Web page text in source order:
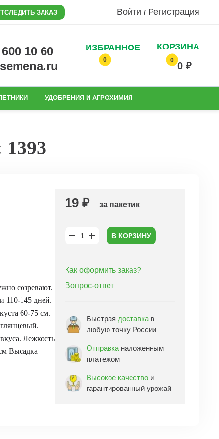
ЗАКАЗ Войти / Регистрация
10 60
ИЗБРАННОЕ
0
КОРЗИНА
0
0 ₽
УДОБРЕНИЯ И АГРОХИМИЯ
созревают.
110-145 дней.
60-75 см.
Лежкость
Высадка
19 ₽ за пакетик
В КОРЗИНУ
Как оформить заказ?
Вопрос-ответ
Быстрая доставка в
любую точку России
Отправка наложенным
платежом
Высокое качество и
гарантированный урожай